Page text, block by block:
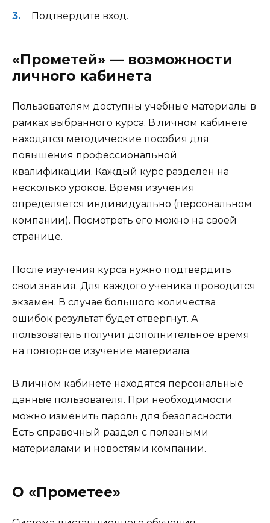
Подтвердите вход.
«Прометей» — возможности
личного кабинета
Пользователям доступны учебные материалы в
рамках выбранного курса. В личном кабинете
находятся методические пособия для
повышения профессиональной
квалификации. Каждый курс разделен на
несколько уроков. Время изучения
определяется индивидуально (персональном
компании). Посмотреть его можно на своей
странице.
После изучения курса нужно подтвердить
свои знания. Для каждого ученика проводится
экзамен. В случае большого количества
ошибок результат будет отвергнут. А
пользователь получит дополнительное время
на повторное изучение материала.
В личном кабинете находятся персональные
данные пользователя. При необходимости
можно изменить пароль для безопасности.
Есть справочный раздел с полезными
материалами и новостями компании.
О «Прометее»